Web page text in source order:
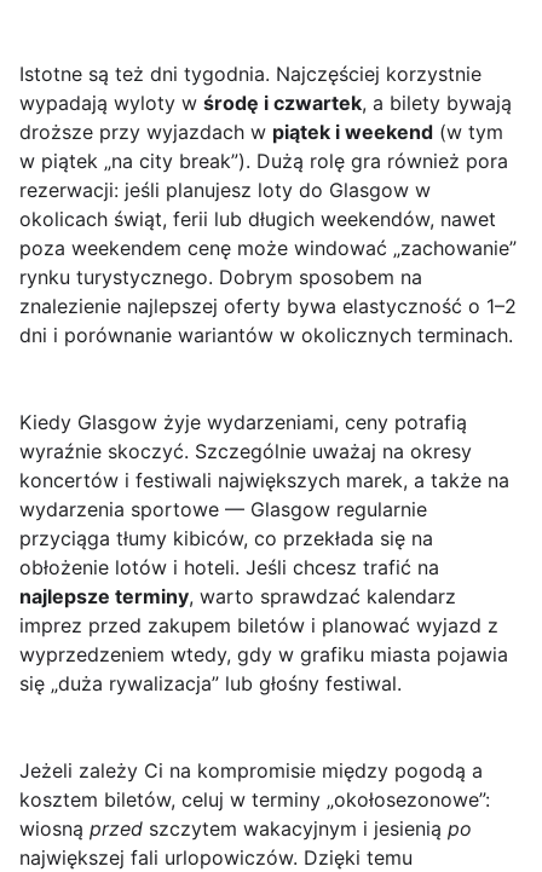
Istotne są też dni tygodnia. Najczęściej korzystnie
wypadają wyloty w środę i czwartek, a bilety bywają
droższe przy wyjazdach w piątek i weekend (w tym
w piątek „na city break”). Dużą rolę gra również pora
rezerwacji: jeśli planujesz loty do Glasgow w
okolicach świąt, ferii lub długich weekendów, nawet
poza weekendem cenę może windować „zachowanie”
rynku turystycznego. Dobrym sposobem na
znalezienie najlepszej oferty bywa elastyczność o 1–2
dni i porównanie wariantów w okolicznych terminach.
Kiedy Glasgow żyje wydarzeniami, ceny potrafią
wyraźnie skoczyć. Szczególnie uważaj na okresy
koncertów i festiwali największych marek, a także na
wydarzenia sportowe — Glasgow regularnie
przyciąga tłumy kibiców, co przekłada się na
obłożenie lotów i hoteli. Jeśli chcesz trafić na
najlepsze terminy, warto sprawdzać kalendarz
imprez przed zakupem biletów i planować wyjazd z
wyprzedzeniem wtedy, gdy w grafiku miasta pojawia
się „duża rywalizacja” lub głośny festiwal.
Jeżeli zależy Ci na kompromisie między pogodą a
kosztem biletów, celuj w terminy „okołosezonowe”:
wiosną przed szczytem wakacyjnym i jesienią po
największej fali urlopowiczów. Dzięki temu